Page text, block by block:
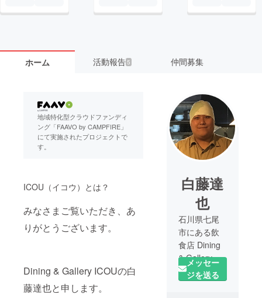
ホーム 活動報告5 仲間募集
地域特化型クラウドファンディ
ング「FAAVO by CAMPFIRE」
にて実施されたプロジェクトで
す。
ICOU（イコウ）とは？
みなさまご覧いただき、あ
りがとうございます。
Dining & Gallery ICOUの白
藤達也と申します。
白藤達
也
石川県七尾
市にある飲
食店 Dining
& Gallery
ICOUを一家
と共に営ん
メッセー
ジを送る